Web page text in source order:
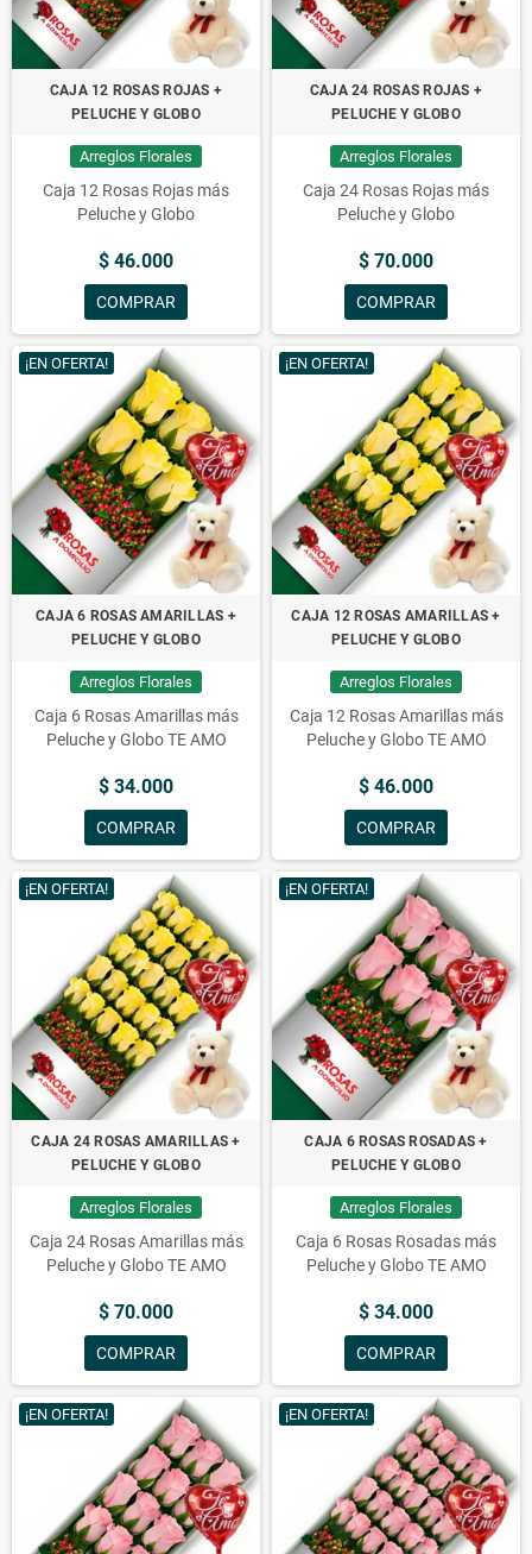
CAJA 12 ROSAS ROJAS +
PELUCHE Y GLOBO
Arreglos Florales
Caja 12 Rosas Rojas más
Peluche y Globo
$ 46.000
COMPRAR
CAJA 24 ROSAS ROJAS +
PELUCHE Y GLOBO
Arreglos Florales
Caja 24 Rosas Rojas más
Peluche y Globo
$ 70.000
COMPRAR
¡EN OFERTA!
CAJA 6 ROSAS AMARILLAS +
PELUCHE Y GLOBO
Arreglos Florales
Caja 6 Rosas Amarillas más
Peluche y Globo TE AMO
$ 34.000
COMPRAR
¡EN OFERTA!
CAJA 12 ROSAS AMARILLAS +
PELUCHE Y GLOBO
Arreglos Florales
Caja 12 Rosas Amarillas más
Peluche y Globo TE AMO
$ 46.000
COMPRAR
¡EN OFERTA!
CAJA 24 ROSAS AMARILLAS +
PELUCHE Y GLOBO
Arreglos Florales
Caja 24 Rosas Amarillas más
Peluche y Globo TE AMO
$ 70.000
COMPRAR
¡EN OFERTA!
CAJA 6 ROSAS ROSADAS +
PELUCHE Y GLOBO
Arreglos Florales
Caja 6 Rosas Rosadas más
Peluche y Globo TE AMO
$ 34.000
COMPRAR
¡EN OFERTA! ¡EN OFERTA!